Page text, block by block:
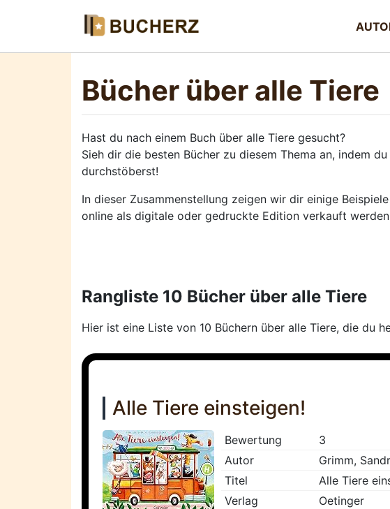
Bücher über alle Tiere
Hast du nach einem Buch über alle Tiere gesucht?
Sieh dir die besten Bücher zu diesem Thema an, indem
durchstöberst!
In dieser Zusammenstellung zeigen wir dir einige
online als digitale oder gedruckte Edition verkauft
Rangliste 10 Bücher über alle Tiere
Hier ist eine Liste von 10 Büchern über alle Tiere, die du
Alle Tiere einsteigen!
Bewertung
3
Autor
Grimm,
Titel
Alle Tiere
Verlag
Oetinger